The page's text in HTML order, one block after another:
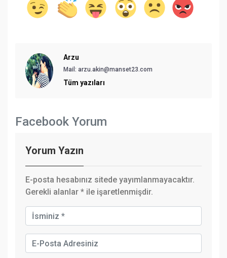
Arzu
Mail: arzu.akin@manset23.com
Tüm yazıları
Facebook Yorum
Yorum Yazın
E-posta hesabınız sitede yayımlanmayacaktır.
Gerekli alanlar * ile işaretlenmişdir.